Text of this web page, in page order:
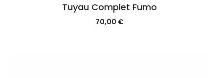
Tuyau Complet Fumo
70,00 €